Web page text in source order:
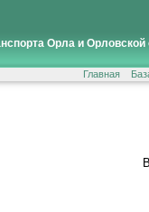
Орла и Орловской
Главная